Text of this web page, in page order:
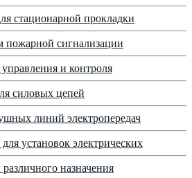
стационарной прокладки
пожарной сигнализации
и контроля
силовых цепей
линий электропередач
установок электрических
назначения